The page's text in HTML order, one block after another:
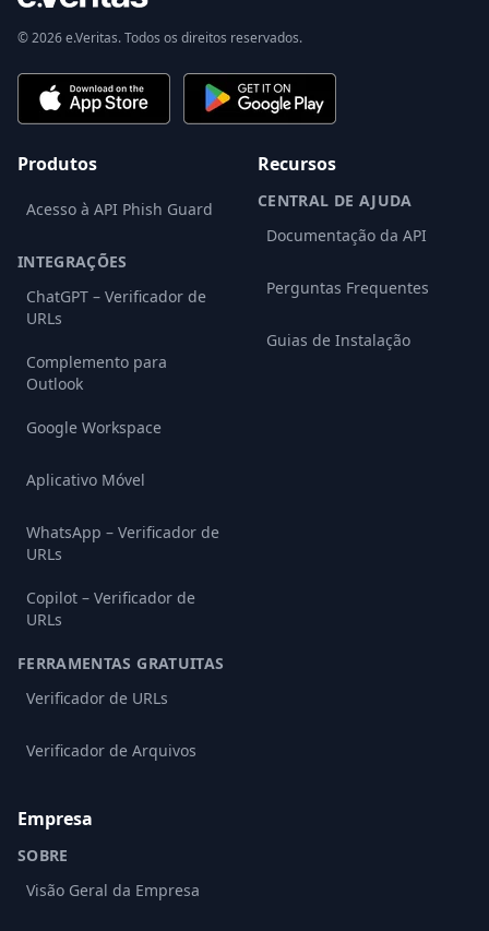
© 2026 e.Veritas. Todos os direitos reservados.
Produtos
Acesso à API Phish Guard
INTEGRAÇÕES
ChatGPT – Verificador de
URLs
Complemento para
Outlook
Google Workspace
Aplicativo Móvel
WhatsApp – Verificador de
URLs
Copilot – Verificador de
URLs
FERRAMENTAS GRATUITAS
Verificador de URLs
Verificador de Arquivos
Recursos
CENTRAL DE AJUDA
Documentação da API
Perguntas Frequentes
Guias de Instalação
Empresa
SOBRE
Visão Geral da Empresa